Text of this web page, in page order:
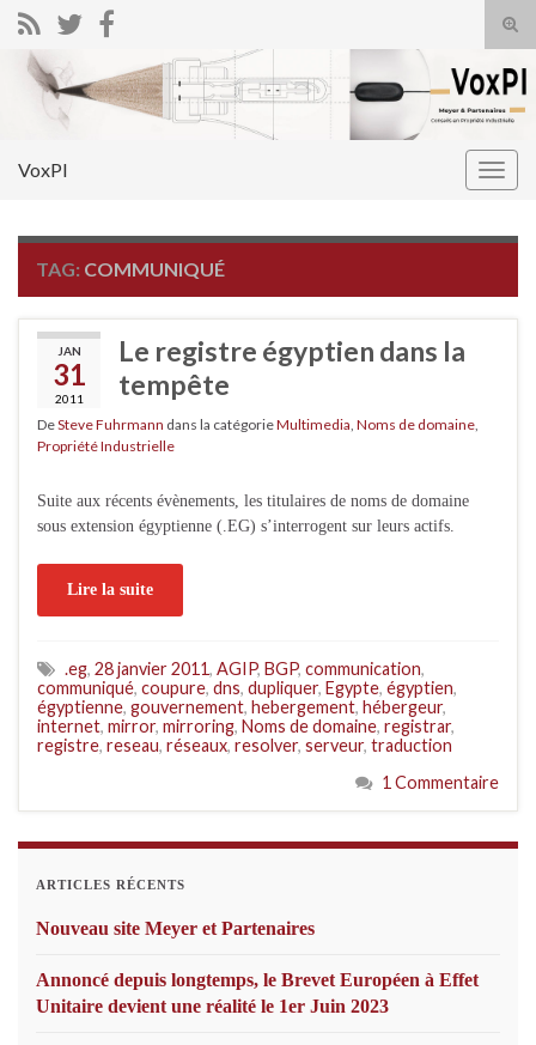
Search for:
VoxPI
TAG: COMMUNIQUÉ
JAN
31
2011
Le registre égyptien dans la
tempête
DeSteve Fuhrmann dans la catégorieMultimedia Noms de domaine
Propriété Industrielle
Suite aux récents évènements, les titulaires de noms de domaine
sous extension égyptienne (.EG) s’interrogent sur leurs actifs.
Lire la suite
.eg, 28 janvier 2011, AGIP, BGP, communication,
communiqué, coupure, dns, dupliquer, Egypte, égyptien,
égyptienne, gouvernement, hebergement, hébergeur,
internet, mirror, mirroring, Noms de domaine, registrar,
registre, reseau, réseaux, resolver, serveur, traduction
1 Commentaire
ARTICLES RÉCENTS
Nouveau site Meyer et Partenaires
Annoncé depuis longtemps, le Brevet Européen à Effet
Unitaire devient une réalité le 1er Juin 2023